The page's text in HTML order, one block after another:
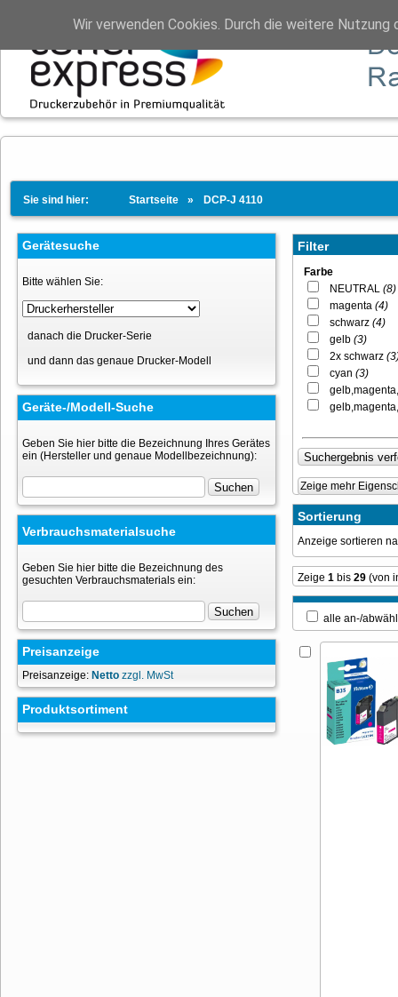
Sie sind hier: Startseite DCP-J 4110
Gerätesuche
Bitte wählen Sie:
danach die Drucker-Serie
und dann das genaue Drucker-Modell
Geräte-/Modell-Suche
Geben Sie hier bitte die Bezeichnung Ihres Gerätes
ein (Hersteller und genaue Modellbezeichnung):
Verbrauchsmaterialsuche
Geben Sie hier bitte die Bezeichnung des
gesuchten Verbrauchsmaterials ein:
Preisanzeige
Preisanzeige: Netto zzgl. MwSt
Produktsortiment
Filter
Farbe
NEUTRAL (8)
magenta (4)
schwarz (4)
gelb (3)
2x schwarz
cyan (3)
Zeige mehr
Sortierung
Anzeige sortieren
Zeige 1 bis 29 (von
alle an-/
Wir verwenden Cookies. Durch die weitere